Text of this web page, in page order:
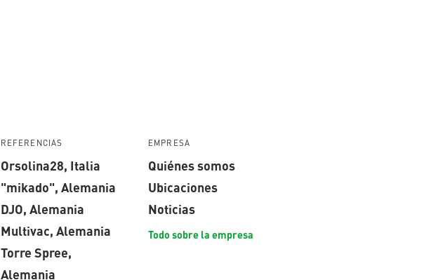
REFERENCIAS
Orsolina28, Italia
"mikado", Alemania
DJO, Alemania
Multivac, Alemania
Torre Spree,
Alemania
EMPRESA
Quiénes somos
Ubicaciones
Noticias
Todo sobre la empresa